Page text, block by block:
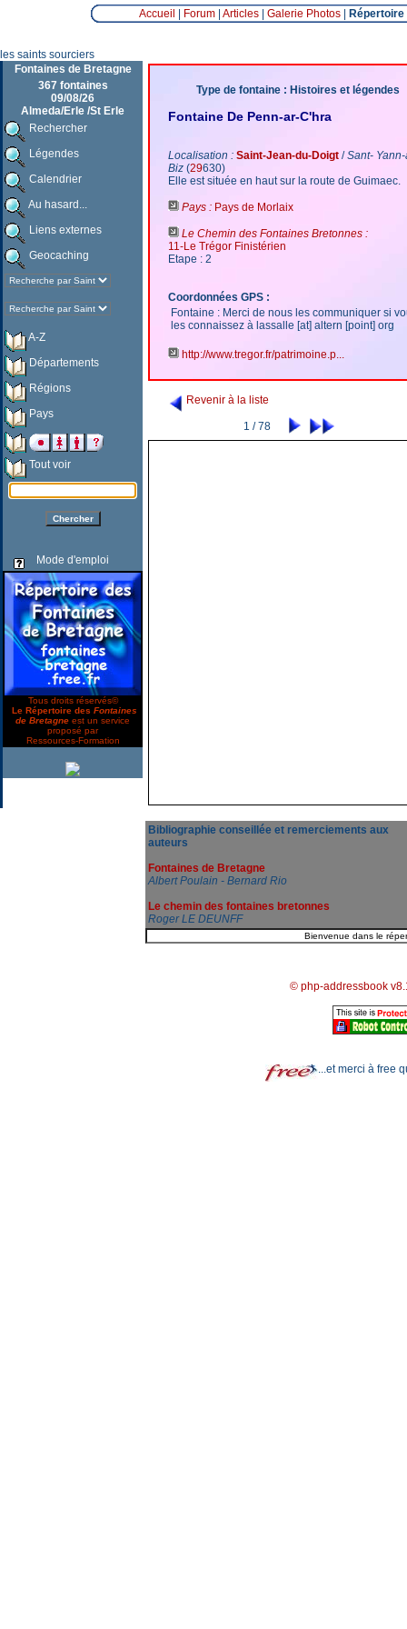
Accueil Forum| Articles| Galerie Photos|
les saints sourciers
Fontaines de Bretagne
367 fontaines
09/08/26
Almeda/Erle /St Erle
Rechercher
Légendes
Calendrier
Au hasard...
Liens externes
Geocaching
A-Z
Départements
Régions
Pays
Tout voir
Mode d'emploi
Tous droits réservés©
Le Répertoire des Fontaines
de Bretagne est un service
proposé par
Ressources-Formation
Type de fontaine : Histoires et légendes
Fontaine De Penn-ar-C'hra
Localisation : Saint-Jean-du-Doigt /Sant-
Biz (29630)
Elle est située en haut sur la route de Guimaec.
Pays : Pays de Morlaix
Le Chemin des Fontaines Bretonnes :
11-Le Trégor Finistérien
Etape : 2
Coordonnées GPS :
Fontaine : Merci de nous les communiquer si
les connaissez à lassalle [at] altern [point] org
http://www.tregor.fr/patrimoine.p...
Revenir à la liste
1 / 78
Bibliographie conseillée et remerciements aux
auteurs
Fontaines de Bretagne
Albert Poulain - Bernard Rio
Le chemin des fontaines bretonnes
Roger LE DEUNFF
© php-addressbook
...et merci à free